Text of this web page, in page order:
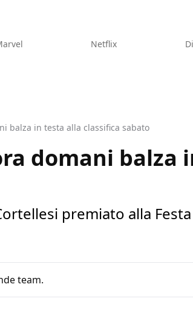
Netflix
balza in testa alla classifica sabato
domani balza
premiato alla
team.